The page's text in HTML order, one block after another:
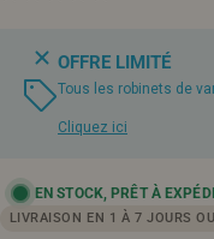
OFFRE LIMITÉ
Tous les robinets de
Cliquez ici
EN STOCK, PRÊT À
LIVRAISON EN 1 À 7 JOURS